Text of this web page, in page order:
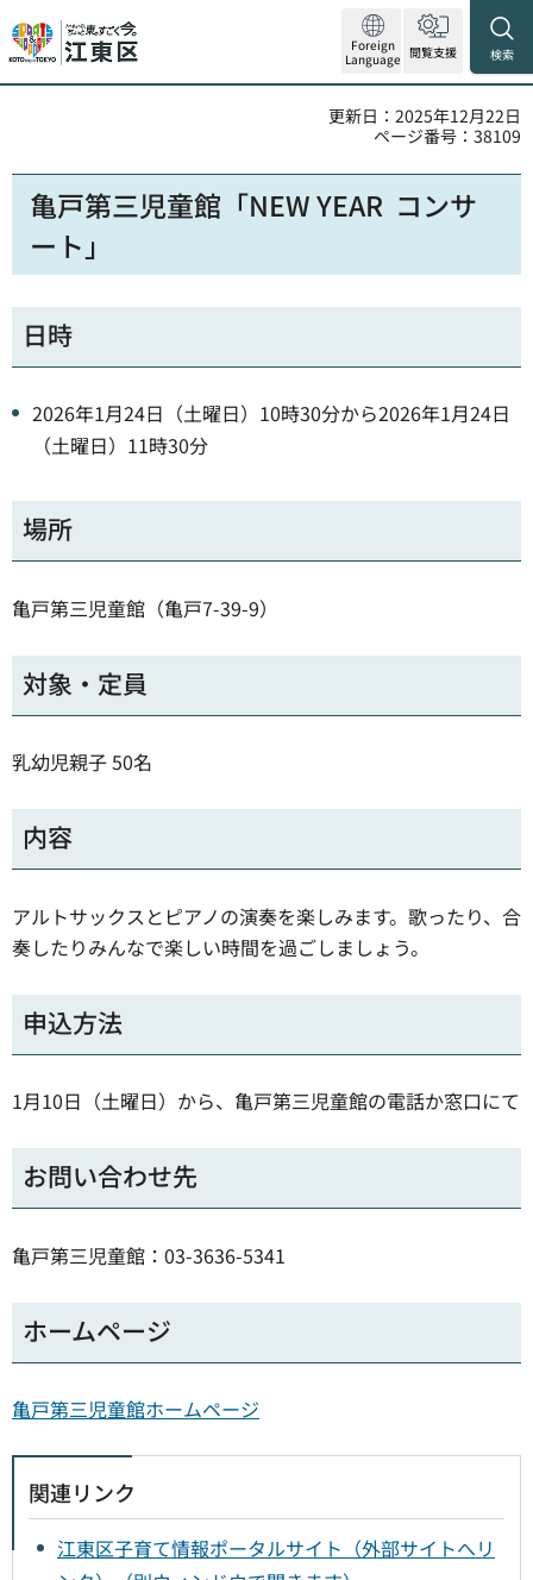
Foreign
Language 閲覧支援 検索
更新日：2025年12月22日
ページ番号：38109
亀戸第三児童館「NEW YEAR コンサ
ート」
日時
2026年1月24日（土曜日）10時30分から2026年1月24日
（土曜日）11時30分
場所
亀戸第三児童館（亀戸7-39-9）
対象・定員
乳幼児親子 50名
内容
アルトサックスとピアノの演奏を楽しみます。歌ったり、合
奏したりみんなで楽しい時間を過ごしましょう。
申込方法
1月10日（土曜日）から、亀戸第三児童館の電話か窓口にて
お問い合わせ先
亀戸第三児童館：03-3636-5341
ホームページ
亀戸第三児童館ホームページ
関連リンク
江東区子育て情報ポータルサイト（外部サイトへリ